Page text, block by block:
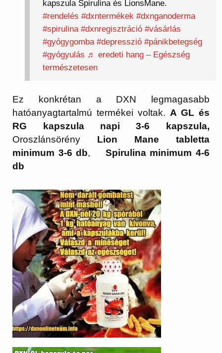
kapszula Spirulina és LionsMane.
#rendelés #dxntermékek #dxnganoderma
#spirulina #dxnregisztráció #vásárlás
#gyógygomba #depresszió #pánikbetegség
#gyógyulás ♬ eredeti hang – Egészség
természetesen
Ez konkrétan a DXN legmagasabb
hatóanyagtartalmú termékei voltak. A GL és
RG kapszula napi 3-6 kapszula,
Oroszlánsörény Lion Mane tabletta
minimum 3-6 db, Spirulina minimum 4-6
db